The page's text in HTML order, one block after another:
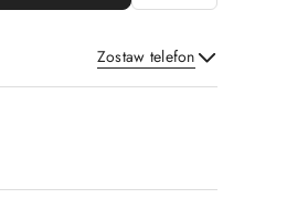
Zostaw telefon
Wyślij